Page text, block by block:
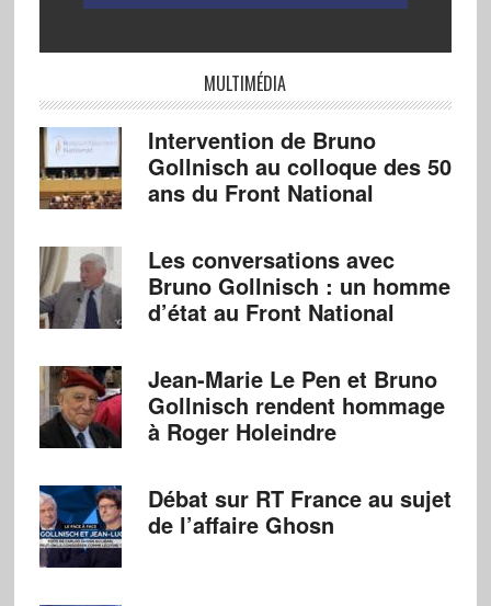
MULTIMÉDIA
Intervention de Bruno
Gollnisch au colloque des 50
ans du Front National
Les conversations avec
Bruno Gollnisch : un homme
d’état au Front National
Jean-Marie Le Pen et Bruno
Gollnisch rendent hommage
à Roger Holeindre
Débat sur RT France au sujet
de l’affaire Ghosn